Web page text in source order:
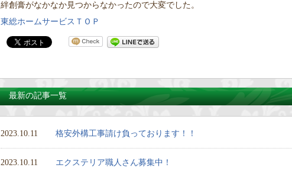
絆創膏がなかなか見つからなかったので大変でした。
東総ホームサービスＴＯＰ
最新の記事一覧
2023.10.11 格安外構工事請け負っております！！
2023.10.11 エクステリア職人さん募集中！